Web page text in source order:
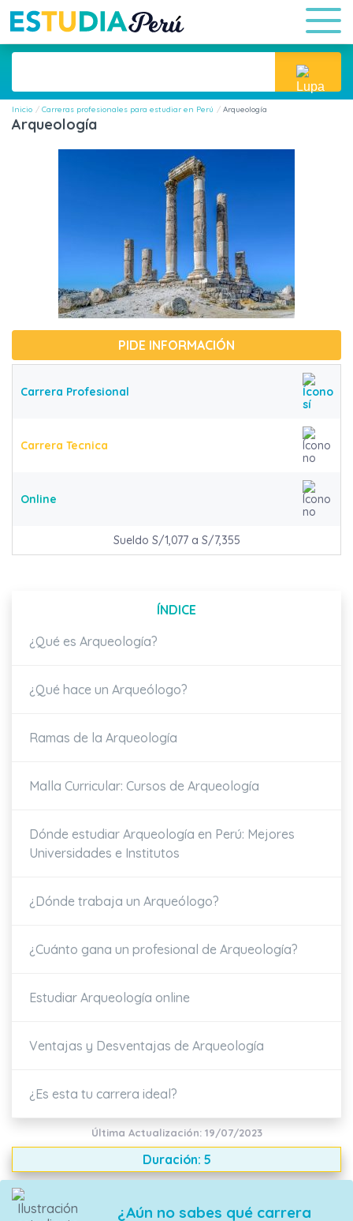
Inicio Carreras profesionales para estudiar en Perú Arqueología
Arqueología
PIDE INFORMACIÓN
Carrera Profesional
Carrera Tecnica
Online
Sueldo S/1,077 a S/7,355
ÍNDICE
¿Qué es Arqueología?
¿Qué hace un Arqueólogo?
Ramas de la Arqueología
Malla Curricular: Cursos de Arqueología
Dónde estudiar Arqueología en Perú: Mejores
Universidades e Institutos
¿Dónde trabaja un Arqueólogo?
¿Cuánto gana un profesional de Arqueología?
Estudiar Arqueología online
Ventajas y Desventajas de Arqueología
¿Es esta tu carrera ideal?
Última Actualización: 19/07/2023
Duración: 5
¿Aún no sabes qué carrera